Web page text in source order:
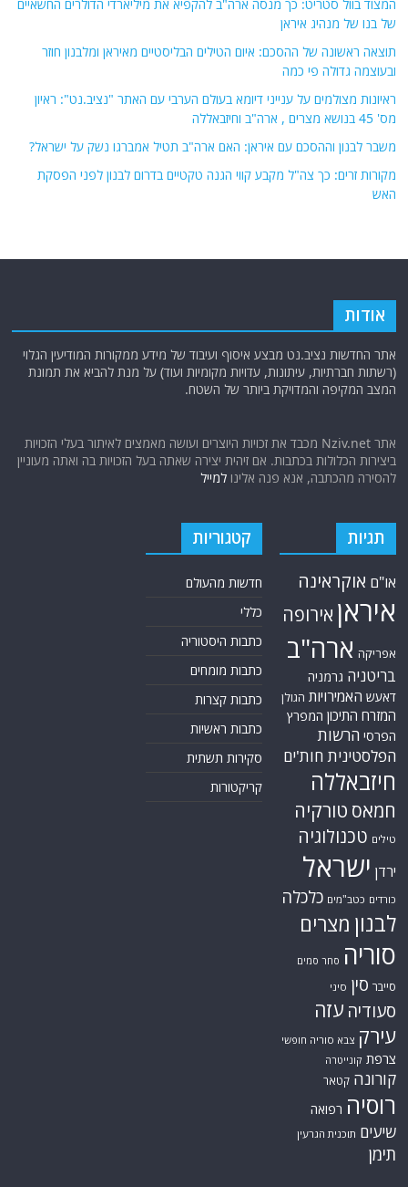
פוסטים אחרונים
המצוד בוול סטריט: כך מנסה ארה"ב להקפיא את מיליארדי הדולרים החשאיים
של בנו של מנהיג איראן
תוצאה ראשונה של ההסכם: איום הטילים הבליסטיים מאיראן ומלבנון חוזר
ובעוצמה גדולה פי כמה
ראיונות מצולמים על ענייני דיומא בעולם הערבי עם האתר "נציב.נט": ראיון
אתר החדשות נציב.נט מבצע איסוף ועיבוד של מידע ממקורות המודיעין הגלוי
(רשתות חברתיות, עיתונות, עדויות מקומיות ועוד) על מנת להביא את תמונת
המצב המקיפה והמדויקת ביותר של השטח.
אתר Nziv.net מכבד את זכויות היוצרים ועושה מאמצים לאיתור בעלי הזכויות
ביצירות הכלולות בכתבות. אם זיהית יצירה שאתה בעל הזכויות בה ואתה מעוניין
להסירה מהכתבה, אנא פנה אלינו למייל
תגיות
או"ם אוקראינה
איראןאירופה
אפריקה ארה"ב
בריטניה גרמניה
האמירויות
המזרח התיכון המפרץ
הפרסי הרשות
הפלסטינית חות'ים
חיזבאללה
חמאסטורקיה
טכנולוגיה
ירדן ישראל
כטב"מים
לבנוןמצרים
סוריה סחר סמים
סייבר סין סיני
סעודיה עזה
עירק
צבא סוריה חופשי
צרפת
קטגוריות
כתבות מומחים
כתבות קצרות